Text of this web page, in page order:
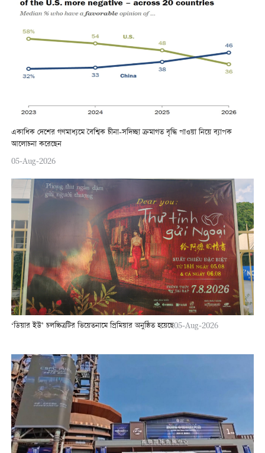
একাধিক দেশের গণমাধ্যমে বৈশ্বিক চীনা-সদিচ্ছা ক্রমাগত বৃদ্ধি পাওয়া নিয়ে ব্যাপক
আলোচনা করেছেন
05-Aug-2026
‘ডিয়ার ইউ’ চলচ্চিত্রটির ভিয়েতনামে প্রিমিয়ার অনুষ্ঠিত হয়েছে05-Aug-2026